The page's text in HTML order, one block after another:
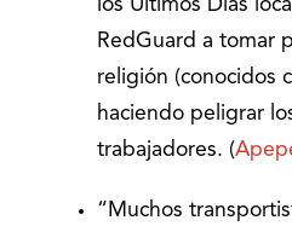
los Últimos Días
RedGuard a tomar
religión (conocidos
haciendo peligrar
trabajadores. (
“Muchos